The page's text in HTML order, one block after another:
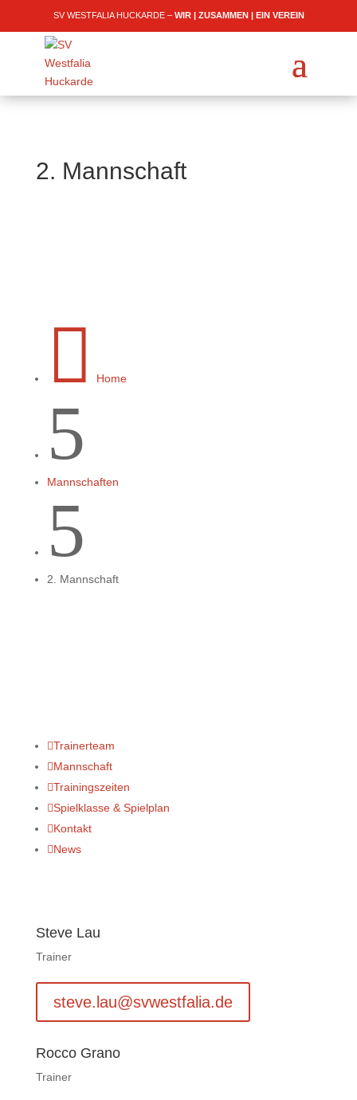
SV WESTFALIA HUCKARDE – WIR | ZUSAMMEN | EIN VEREIN
2. Mannschaft
 Home
5
Mannschaften
5
2. Mannschaft
Trainerteam
Mannschaft
Trainingszeiten
Spielklasse & Spielplan
Kontakt
News
Steve Lau
Trainer
steve.lau@svwestfalia.de
Rocco Grano
Trainer